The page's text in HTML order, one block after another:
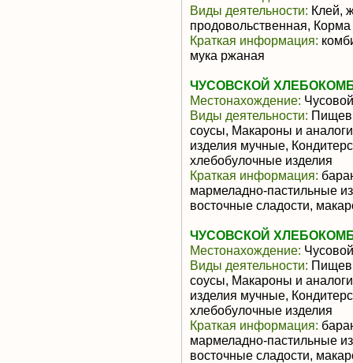
Виды деятельности: Клей,
продовольственная,
Краткая информация:
мука ржаная
ЧУСОВСКОЙ
Местонахождение: Чусовой
Виды деятельности:
соусы, Макароны и
изделия мучные,
хлебобулочные изделия
Краткая информация:
мармеладно-пастильные
восточные сладости,
ЧУСОВСКОЙ
Местонахождение: Чусовой
Виды деятельности:
соусы, Макароны и
изделия мучные,
хлебобулочные изделия
Краткая информация:
мармеладно-пастильные
восточные сладости,